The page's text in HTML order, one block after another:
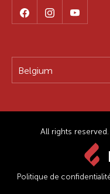
Belgium
All rights
Politique de